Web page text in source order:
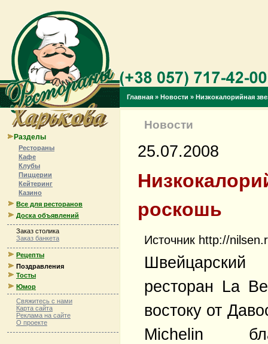
Главная » Новости » Низкокалорийная
Разделы
Рестораны
Кафе
Клубы
Пиццерии
Кейтеринг
Казино
Все для ресторанов
Доска объявлений
Заказ столика
Заказ банкета
Рецепты
Поздравления
Тосты
Юмор
Свяжитесь с нами
Карта сайта
Реклама на сайте
О проекте
Новости
25.07.2008
роскошь
Источник http://
ресторан La
востоку от
Michelin